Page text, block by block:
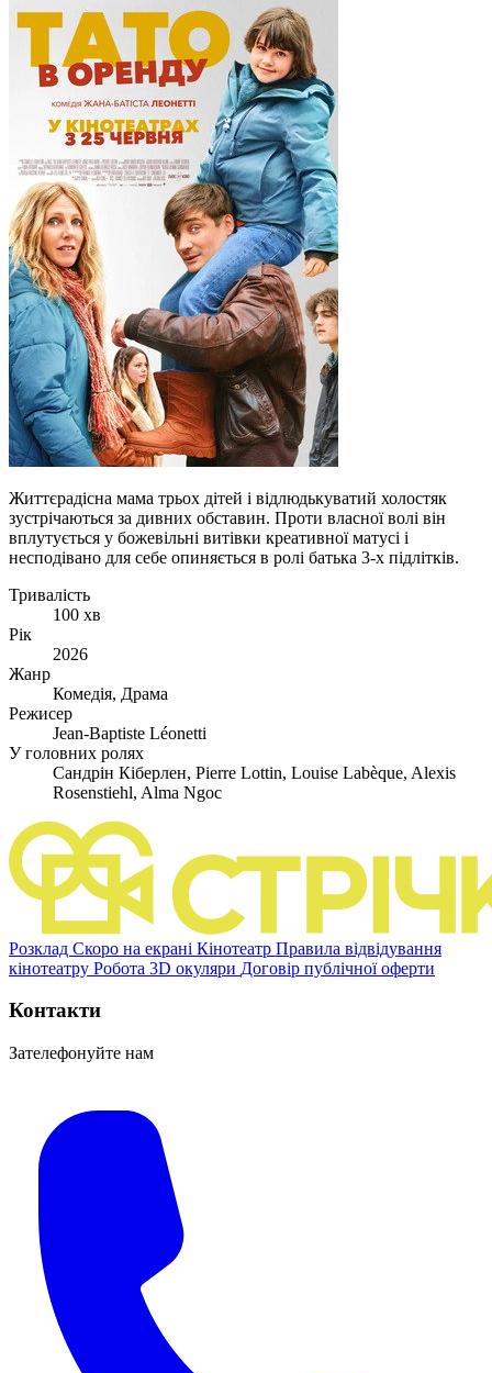
Життєрадісна мама трьох дітей і відлюдькуватий холостяк
зустрічаються за дивних обставин. Проти власної волі він
вплутується у божевільні витівки креативної матусі і
несподівано для себе опиняється в ролі батька 3-х підлітків.
Тривалість
100 хв
Рік
2026
Жанр
Комедія, Драма
Режисер
Jean-Baptiste Léonetti
У головних ролях
Сандрін Кіберлен, Pierre Lottin, Louise Labèque, Alexis
Rosenstiehl, Alma Ngoc
Розклад Скоро на екрані Кінотеатр Правила відвідування
кінотеатру Робота 3D окуляри Договір публічної оферти
Контакти
Зателефонуйте нам